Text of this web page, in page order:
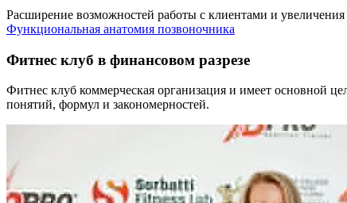
Расширение возможностей работы с клиентами и увеличения
Функциональ­ная анатомия позвоночника
Фитнес клуб в финансовом разрезе
Фитнес клуб коммерческая организация и имеет основной
понятий, формул и закономерностей.